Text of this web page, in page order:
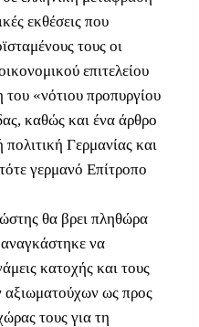
εκθέσεις που
τους οι
επιτελείου
του «νότιου προπυργίου
καθώς και ένα άρθρο
Γερμανίας και
γερμανό Επίτροπο
θα βρει πληθώρα
αναγκάστηκε να
κατοχής και τους
αξιωματούχων ως προς
τους για τη